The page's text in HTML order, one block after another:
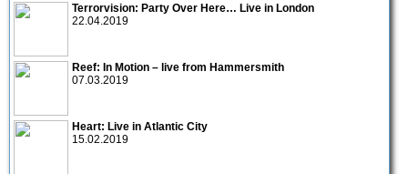
Terrorvision: Party Over Here… Live in London
22.04.2019
Reef: In Motion – live from Hammersmith
07.03.2019
Heart: Live in Atlantic City
15.02.2019